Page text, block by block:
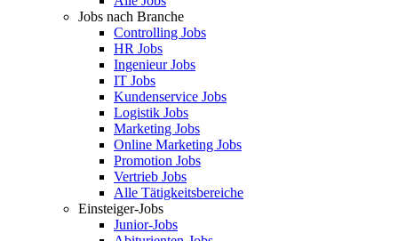
Jobs nach Branche
Controlling Jobs
HR Jobs
Ingenieur Jobs
IT Jobs
Kundenservice Jobs
Logistik Jobs
Marketing Jobs
Online Marketing Jobs
Promotion Jobs
Vertrieb Jobs
Alle Tätigkeitsbereiche
Einsteiger-Jobs
Junior-Jobs